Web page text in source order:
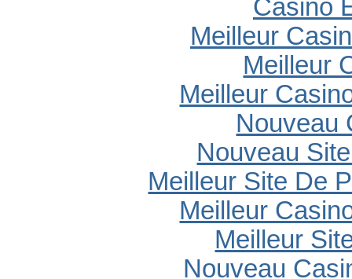
Casino
Meilleur
Meilleur
Meilleur
Nouveau
Nouveau
Meilleur Site De
Meilleur
Meilleur
Nouveau